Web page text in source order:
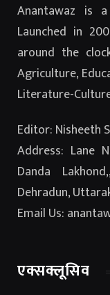
Anantawaz is
Launched in
around the
Agriculture,
Literature-
Editor: Nisheeth
Address: Lane
Danda
Dehradun,
Email Us:
एक्सक्लूसिव